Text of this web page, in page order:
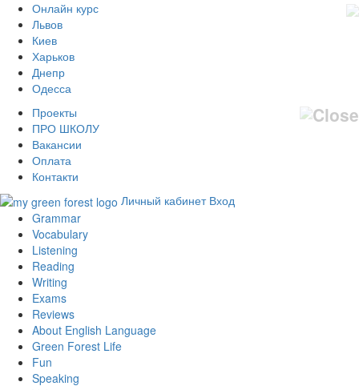
Онлайн курс
Львов
Киев
Харьков
Днепр
Одесса
Проекты
ПРО ШКОЛУ
Вакансии
Оплата
Контакти
Личный кабинет Вход
Grammar
Vocabulary
Listening
Reading
Writing
Exams
Reviews
About English Language
Green Forest Life
Fun
Speaking